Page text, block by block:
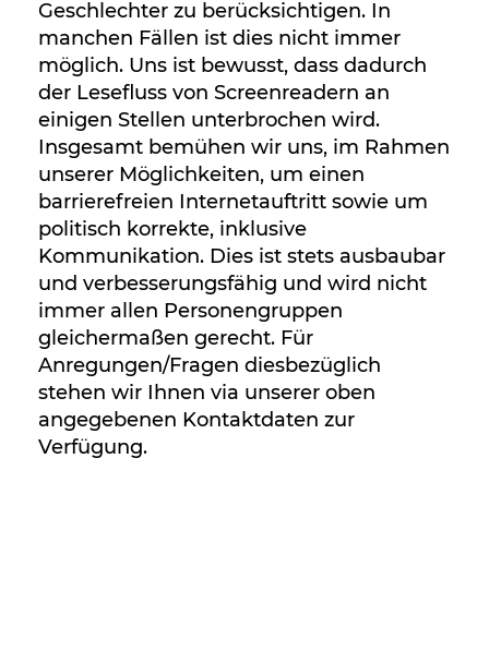
Geschlechter zu berücksichtigen. In
manchen Fällen ist dies nicht immer
möglich. Uns ist bewusst, dass dadurch
der Lesefluss von Screenreadern an
einigen Stellen unterbrochen wird.
Insgesamt bemühen wir uns, im Rahmen
unserer Möglichkeiten, um einen
barrierefreien Internetauftritt sowie um
politisch korrekte, inklusive
Kommunikation. Dies ist stets ausbaubar
und verbesserungsfähig und wird nicht
immer allen Personengruppen
gleichermaßen gerecht. Für
Anregungen/Fragen diesbezüglich
stehen wir Ihnen via unserer oben
angegebenen Kontaktdaten zur
Verfügung.